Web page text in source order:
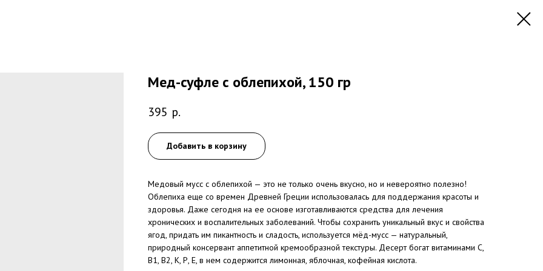
Мед-суфле с облепихой, 150 гр
395 р.
Добавить в корзину
Медовый мусс с облепихой — это не только очень вкусно, но и невероятно полезно!
Облепиха еще со времен Древней Греции использовалась для поддержания красоты и
здоровья. Даже сегодня на ее основе изготавливаются средства для лечения
хронических и воспалительных заболеваний. Чтобы сохранить уникальный вкус и свойства
ягод, придать им пикантность и сладость, используется мёд-мусс — натуральный,
природный консервант аппетитной кремообразной текстуры. Десерт богат витаминами С,
В1, В2, К, Р, Е, в нем содержится лимонная, яблочная, кофейная кислота.